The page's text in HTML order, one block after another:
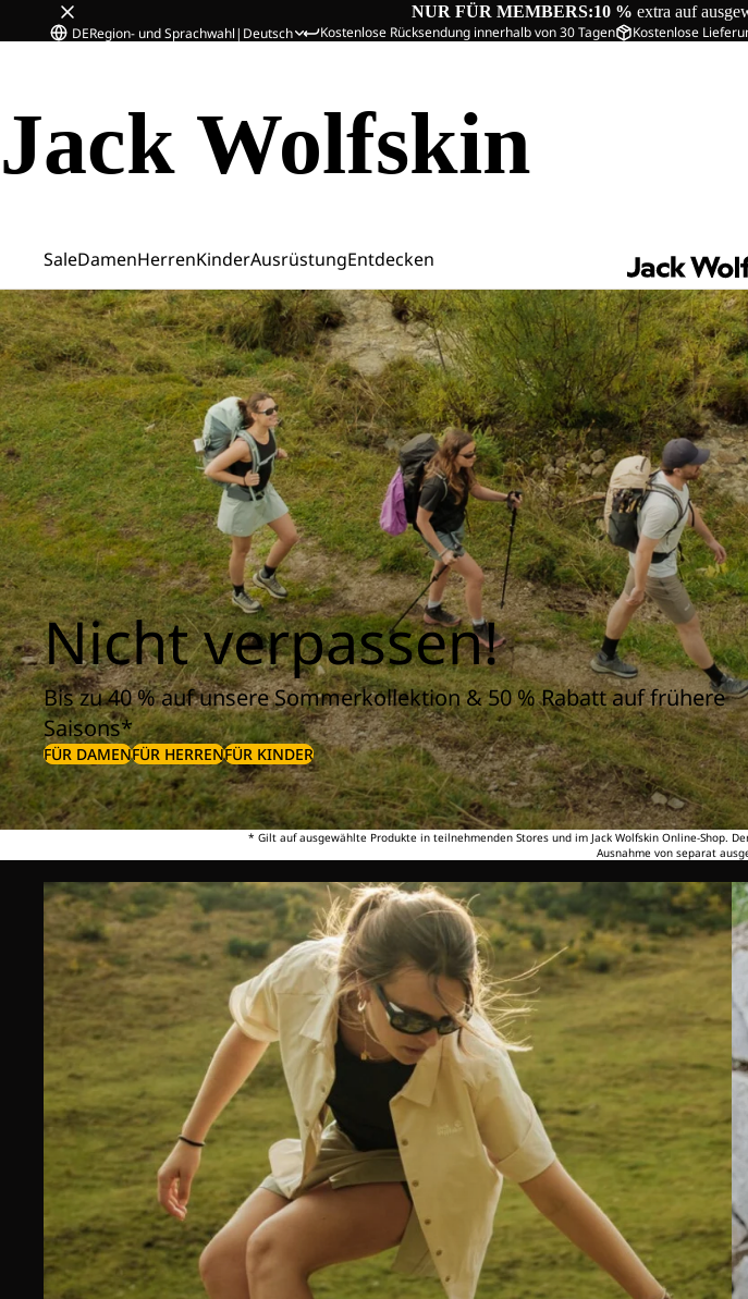
NUR FÜR MEMBERS:10 % extra auf
Kostenlose Rücksendung innerhalb von 30 Tagen Kostenlose
DERegion- und Sprachwahl| Deutsch
Jack Wolfskin
SaleDamenHerrenKinderAusrüstungEntdecken
Nicht verpassen!
Bis zu 40 % auf unsere Sommerkollektion & 50 % Rabatt auf frühere
Saisons*
FÜR DAMENFÜR HERRENFÜR KINDER
* Gilt auf ausgewählte Produkte in teilnehmenden Stores und im Jack Wolfskin Online-Shop.
Ausnahme von separat